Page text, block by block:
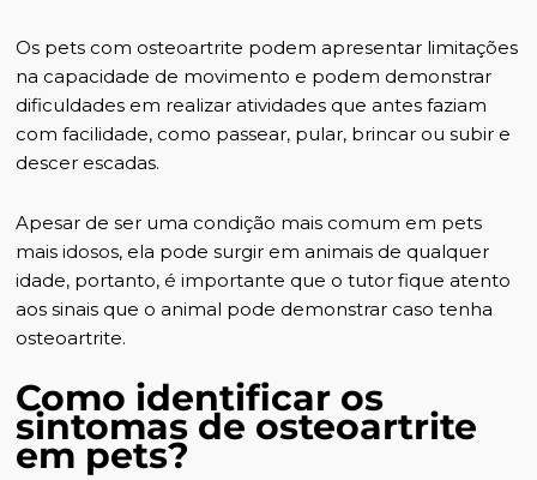
Os pets com osteoartrite podem apresentar limitações
na capacidade de movimento e podem demonstrar
dificuldades em realizar atividades que antes faziam
com facilidade, como passear, pular, brincar ou subir e
descer escadas.
Apesar de ser uma condição mais comum em pets
mais idosos, ela pode surgir em animais de qualquer
idade, portanto, é importante que o tutor fique atento
aos sinais que o animal pode demonstrar caso tenha
osteoartrite.
Como identificar os
sintomas de osteoartrite
em pets?